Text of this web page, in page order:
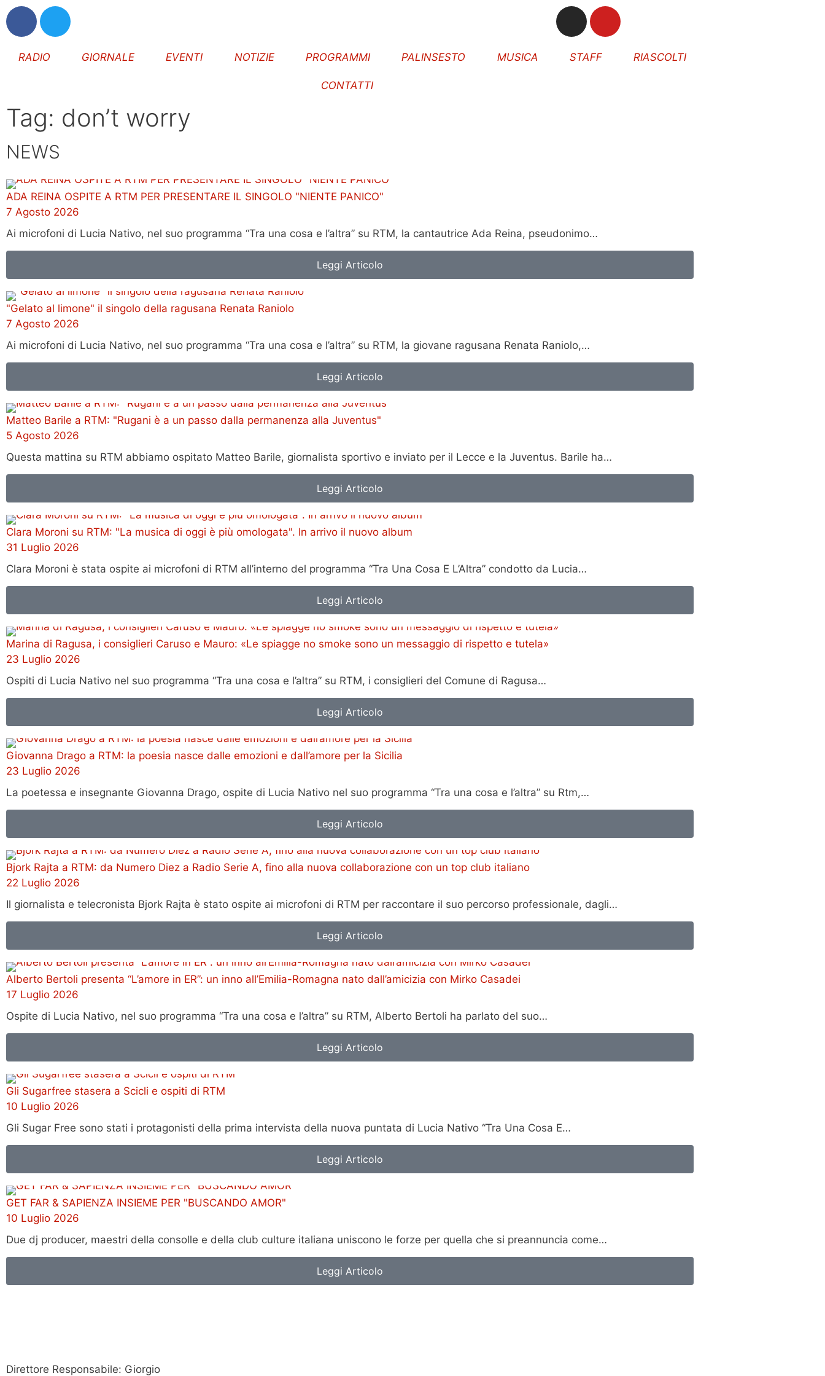
RADIO GIORNALE EVENTI NOTIZIE PROGRAMMI PALINSESTO MUSICA STAFF RIASCOLTI
CONTATTI
Tag: don’t worry
NEWS
ADA REINA OSPITE A RTM PER PRESENTARE IL SINGOLO "NIENTE PANICO"
7 Agosto 2026
Ai microfoni di Lucia Nativo, nel suo programma “Tra una cosa e l’altra” su RTM, la cantautrice Ada Reina, pseudonimo…
Leggi Articolo
"Gelato al limone" il singolo della ragusana Renata Raniolo
7 Agosto 2026
Ai microfoni di Lucia Nativo, nel suo programma “Tra una cosa e l’altra” su RTM, la giovane ragusana Renata Raniolo,…
Leggi Articolo
Matteo Barile a RTM: "Rugani è a un passo dalla permanenza alla Juventus"
5 Agosto 2026
Questa mattina su RTM abbiamo ospitato Matteo Barile, giornalista sportivo e inviato per il Lecce e la Juventus. Barile ha…
Leggi Articolo
Clara Moroni su RTM: "La musica di oggi è più omologata". In arrivo il nuovo album
31 Luglio 2026
Clara Moroni è stata ospite ai microfoni di RTM all’interno del programma “Tra Una Cosa E L’Altra” condotto da Lucia…
Leggi Articolo
Marina di Ragusa, i consiglieri Caruso e Mauro: «Le spiagge no smoke sono un messaggio di rispetto e tutela»
23 Luglio 2026
Ospiti di Lucia Nativo nel suo programma “Tra una cosa e l’altra” su RTM, i consiglieri del Comune di Ragusa…
Leggi Articolo
Giovanna Drago a RTM: la poesia nasce dalle emozioni e dall’amore per la Sicilia
23 Luglio 2026
La poetessa e insegnante Giovanna Drago, ospite di Lucia Nativo nel suo programma “Tra una cosa e l’altra” su Rtm,…
Leggi Articolo
Bjork Rajta a RTM: da Numero Diez a Radio Serie A, fino alla nuova collaborazione con un top club italiano
22 Luglio 2026
Il giornalista e telecronista Bjork Rajta è stato ospite ai microfoni di RTM per raccontare il suo percorso professionale, dagli…
Leggi Articolo
Alberto Bertoli presenta “L’amore in ER”: un inno all’Emilia-Romagna nato dall’amicizia con Mirko Casadei
17 Luglio 2026
Ospite di Lucia Nativo, nel suo programma “Tra una cosa e l’altra” su RTM, Alberto Bertoli ha parlato del suo…
Leggi Articolo
Gli Sugarfree stasera a Scicli e ospiti di RTM
10 Luglio 2026
Gli Sugar Free sono stati i protagonisti della prima intervista della nuova puntata di Lucia Nativo “Tra Una Cosa E…
Leggi Articolo
GET FAR & SAPIENZA INSIEME PER "BUSCANDO AMOR"
10 Luglio 2026
Due dj producer, maestri della consolle e della club culture italiana uniscono le forze per quella che si preannuncia come…
Leggi Articolo
Direttore Responsabile: Giorgio